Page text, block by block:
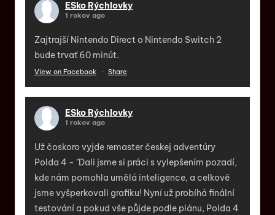
ESko Rýchlovky
1 rokov ago
Zajtrajší Nintendo Direct o Nintendo Switch 2
bude trvať 60 minút.
View on Facebook · Share
ESko Rýchlovky
1 rokov ago
Už čoskoro vyjde remaster českej adventúry
Polda 4 - "Dali jsme si práci s vylepšením pozadí,
kde nám pomohla umělá inteligence, a celkově
jsme vyšperkovali grafiku! Nyní už probíhá finální
testování a pokud vše půjde podle plánu, Polda 4